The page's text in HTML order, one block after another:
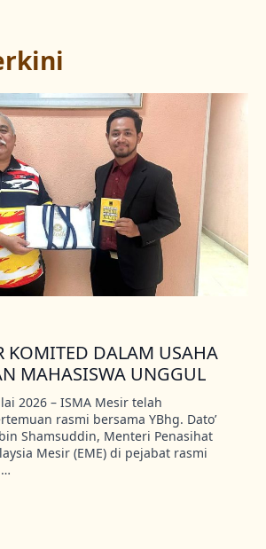
KOMITED DALAM USAHA
MAHASISWA UNGGUL
2026 – ISMA Mesir telah
rasmi bersama YBhg. Dato’
Shamsuddin, Menteri Penasihat
Mesir (EME) di pejabat rasmi